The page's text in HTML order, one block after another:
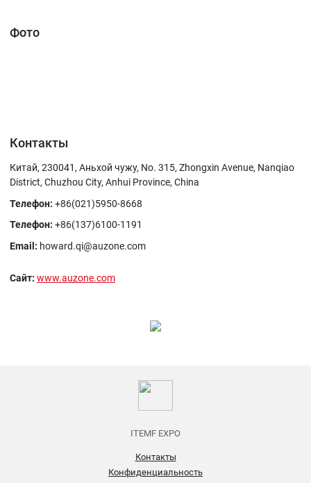
Фото
Контакты
Китай, 230041, Аньхой чужу, No. 315, Zhongxin Avenue, Nanqiao
District, Chuzhou City, Anhui Province, China
Телефон: +86(021)5950-8668
Телефон: +86(137)6100-1191
Email: howard.qi@auzone.com
Сайт: www.auzone.com
ITEMF EXPO
Контакты
Конфиденциальность